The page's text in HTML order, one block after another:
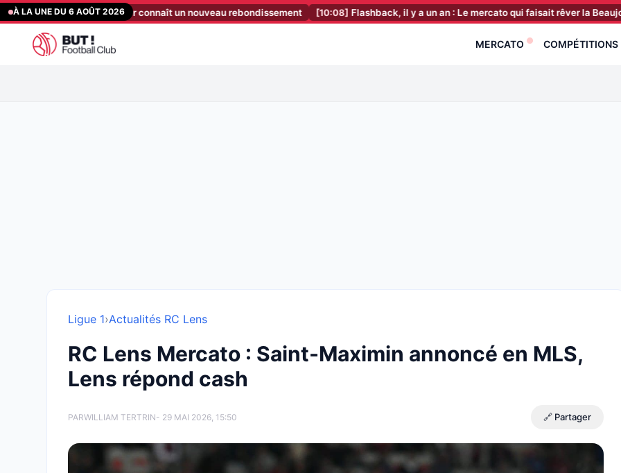
Aller
au
contenu
À LA UNE DU 6 AOÛT 2026
tranche, le dossier connaît un nouveau rebondissement [10:08] Flashback, il y a un an : Le mercato qui faisait rêver la Beaujoire
MERCATO COMPÉTITIONS
Ligue 1›Actualités RC Lens
RC Lens Mercato : Saint-Maximin annoncé en MLS,
Lens répond cash
PARWILLIAM TERTRIN- 29 MAI 2026, 15:50 🔗 Partager